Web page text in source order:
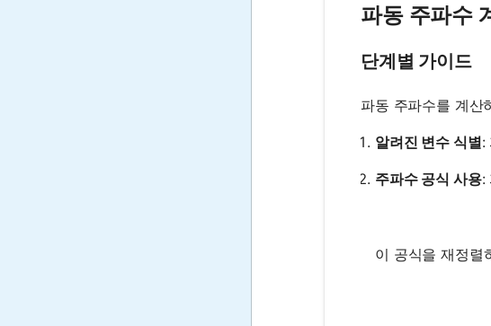
파동 주파수
단계별 가이드
파동 주파수를 계산
알려진 변수 식별:
주파수 공식 사용:
이 공식을 재정렬